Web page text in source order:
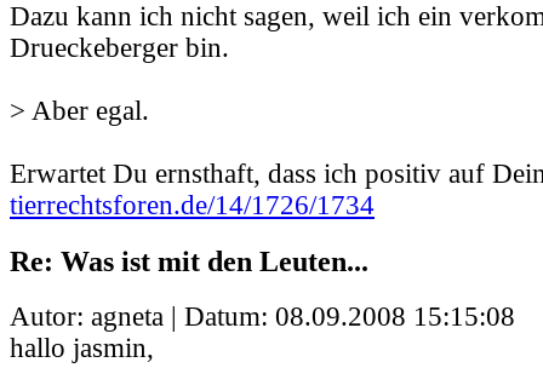
Dazu kann ich nicht sagen, weil ich ein
Drueckeberger bin.
> Aber egal.
Erwartet Du ernsthaft, dass ich positiv auf
tierrechtsforen.de/14/1726/1734
Re: Was ist mit den Leuten...
Autor: agneta | Datum: 08.09.2008 15:15:08
hallo jasmin,